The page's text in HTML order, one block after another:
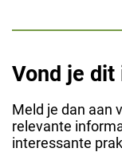
Vond je dit
Meld je dan aan
relevante
interessante